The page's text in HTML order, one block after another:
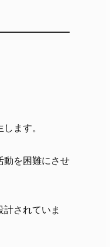
ます。
動を困難にさせ
されていま